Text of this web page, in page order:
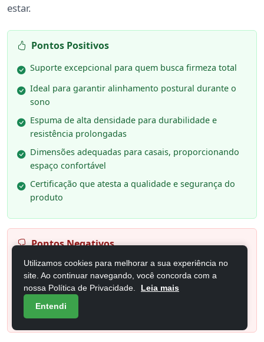
estar.
Pontos Positivos
Suporte excepcional para quem busca firmeza total
Ideal para garantir alinhamento postural durante o
sono
Espuma de alta densidade para durabilidade e
resistência prolongadas
Dimensões adequadas para casais, proporcionando
espaço confortável
Certificação que atesta a qualidade e segurança do
produto
Pontos Negativos
Pode apresentar uma sensação inicial de rigidez para
alguns usuários
A firmeza extra pode não ser a preferida por pessoas
que buscam maciez
Utilizamos cookies para melhorar a sua experiência no
site. Ao continuar navegando, você concorda com a
nossa Política de Privacidade.
Leia mais
Entendi